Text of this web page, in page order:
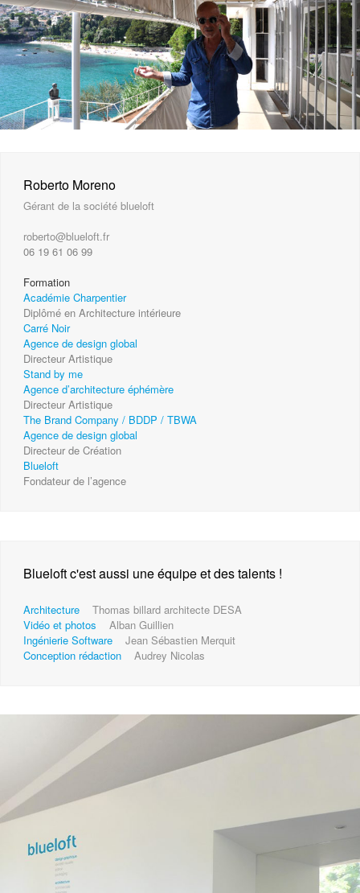
Roberto Moreno
Gérant de la société blueloft
roberto@blueloft.fr
06 19 61 06 99
Formation
Académie Charpentier
Diplômé en Architecture intérieure
Carré Noir
Agence de design global
Directeur Artistique
Stand by me
Agence d’architecture éphémère
Directeur Artistique
The Brand Company / BDDP / TBWA
Agence de design global
Directeur de Création
Blueloft
Fondateur de l’agence
Blueloft c'est aussi une équipe et des talents !
Architecture Thomas billard architecte DESA
Vidéo et photos Alban Guillien
Ingénierie Software Jean Sébastien Merquit
Conception rédaction
Audrey Nicolas